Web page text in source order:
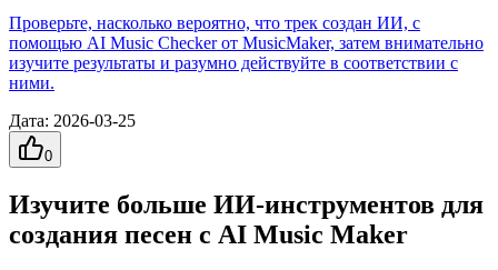
Проверьте, насколько вероятно, что трек создан ИИ, с
помощью AI Music Checker от MusicMaker, затем внимательно
изучите результаты и разумно действуйте в соответствии с
ними.
Дата: 2026-03-25
0
Изучите больше ИИ-инструментов для
создания песен с AI Music Maker